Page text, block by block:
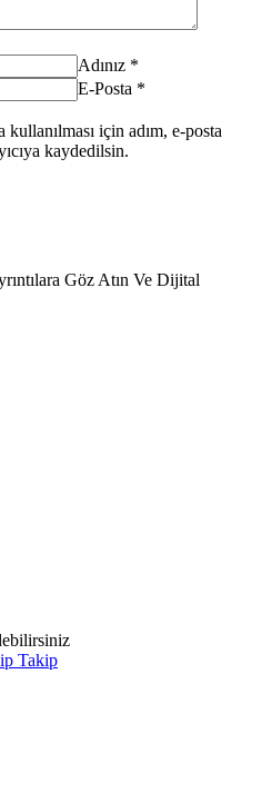
Adınız *
E-Posta *
için adım, e-posta
kaydedilsin.
Göz Atın Ve Dijital
Takip